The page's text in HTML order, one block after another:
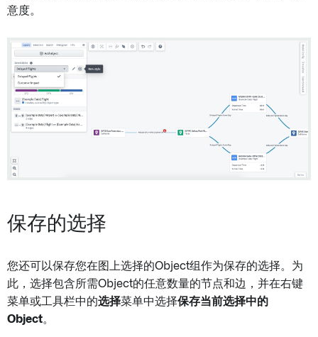
意度。
保存的选择
您还可以保存您在图上选择的Object组作为保存的选择。为
此，选择包含所需Object的任意数量的节点和边，并在右键
菜单或工具栏中的选择菜单中选择保存当前选择中的
Object。